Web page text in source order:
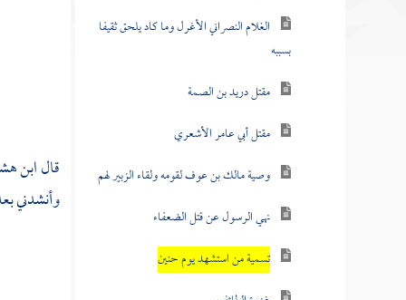
الغلام النصراني الأغرل وما كاد يلحق ثقيفا
بسببه
مقتل دريد بن الصمة
مقتل أبي عامر الأشعري
وصية مالك بن عوف لقومه ولقاء الزبير لهم
نهي الرسول عن قتل الضعفاء
تسمية من استشهد يوم حنين
قالابن
وأنشدني